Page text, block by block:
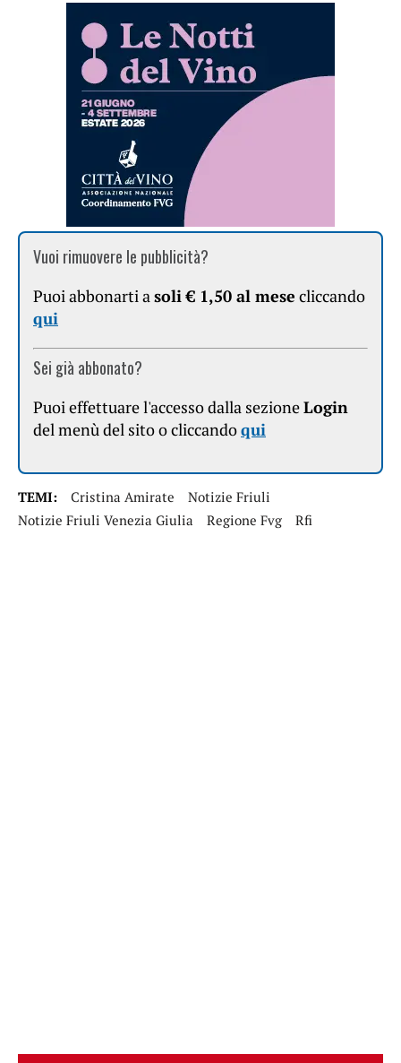
Vuoi rimuovere le pubblicità?
Puoi abbonarti asoli € 1,50 al mese cliccando
qui
Sei già abbonato?
Puoi effettuare l'accesso dalla sezioneLogin
del menù del sito o cliccandoqui
TEMI: Cristina Amirate
Notizie Friuli
Notizie Friuli Venezia Giulia
Regione Fvg Rfi